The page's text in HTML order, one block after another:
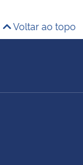
Voltar ao topo